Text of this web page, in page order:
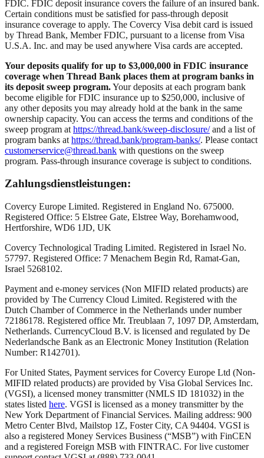
FDIC. FDIC deposit insurance covers the failure of an insured bank.
Certain conditions must be satisfied for pass-through deposit
insurance coverage to apply. The Covercy Visa debit card is issued
by Thread Bank, Member FDIC, pursuant to a license from Visa
U.S.A. Inc. and may be used anywhere Visa cards are accepted.
Your deposits qualify for up to $3,000,000 in FDIC insurance
coverage when Thread Bank places them at program banks in
its deposit sweep program.Your deposits at each program bank
become eligible for FDIC insurance up to $250,000, inclusive of
any other deposits you may already hold at the bank in the same
ownership capacity. You can access the terms and conditions of the
sweep program at https://thread.bank/sweep-disclosure/and a list of
program banks at https://thread.bank/program-banks/. Please contact
customerservice@thread.bank with questions on the sweep
program. Pass-through insurance coverage is subject to conditions.
Zahlungsdienstleistungen:
Covercy Europe Limited. Registered in England No. 675000.
Registered Office: 5 Elstree Gate, Elstree Way, Borehamwood,
Hertforshire, WD6 1JD, UK
Covercy Technological Trading Limited. Registered in Israel No.
57797. Registered Office: 7 Menachem Begin Rd, Ramat-Gan,
Israel 5268102.
Payment and e-money services (Non MIFID related products) are
provided by The Currency Cloud Limited. Registered with the
Dutch Chamber of Commerce in the Netherlands under number
72186178. Registered office Mr. Treublaan 7, 1097 DP, Amsterdam,
Netherlands. CurrencyCloud B.V. is licensed and regulated by De
Nederlandsche Bank as an Electronic Money Institution (Relation
Number: R142701).
For United States, Payment services for Covercy Europe Ltd (Non-
MIFID related products) are provided by Visa Global Services Inc.
(VGSI), a licensed money transmitter (NMLS ID 181032) in the
states listed here. VGSI is licensed as a money transmitter by the
New York Department of Financial Services. Mailing address: 900
Metro Center Blvd, Mailstop 1Z, Foster City, CA 94404. VGSI is
also a registered Money Services Business (“MSB”) with FinCEN
and a registered Foreign MSB with FINTRAC. For live customer